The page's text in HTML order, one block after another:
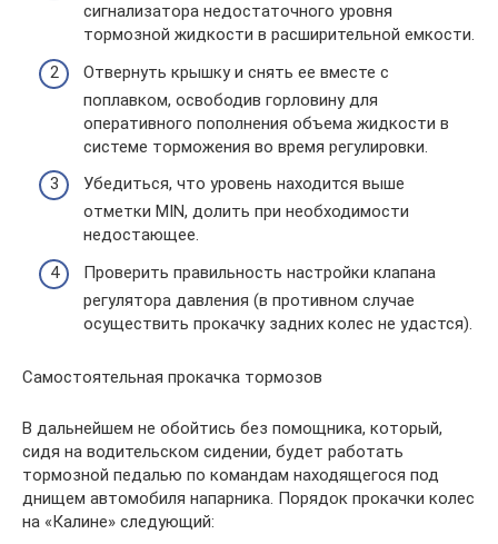
сигнализатора недостаточного уровня
тормозной жидкости в расширительной емкости.
Отвернуть крышку и снять ее вместе с
поплавком, освободив горловину для
оперативного пополнения объема жидкости в
системе торможения во время регулировки.
Убедиться, что уровень находится выше
отметки MIN, долить при необходимости
недостающее.
Проверить правильность настройки клапана
регулятора давления (в противном случае
осуществить прокачку задних колес не удастся).
Самостоятельная прокачка тормозов
В дальнейшем не обойтись без помощника, который,
сидя на водительском сидении, будет работать
тормозной педалью по командам находящегося под
днищем автомобиля напарника. Порядок прокачки колес
на «Калине» следующий: